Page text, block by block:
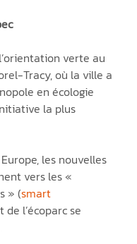
verte au
Tracy, où la ville a
en écologie
la plus
les nouvelles
vers les «
» (smart
l’écoparc se